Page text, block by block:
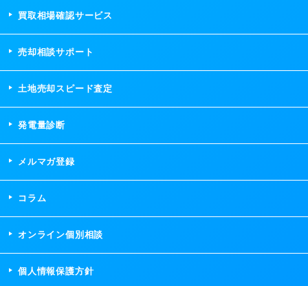
買取相場確認サービス
売却相談サポート
土地売却スピード査定
発電量診断
メルマガ登録
コラム
オンライン個別相談
個人情報保護方針